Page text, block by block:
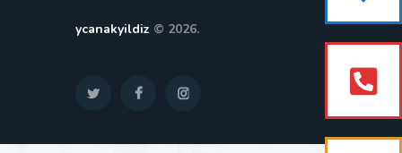
ycanakyildiz © 2026.